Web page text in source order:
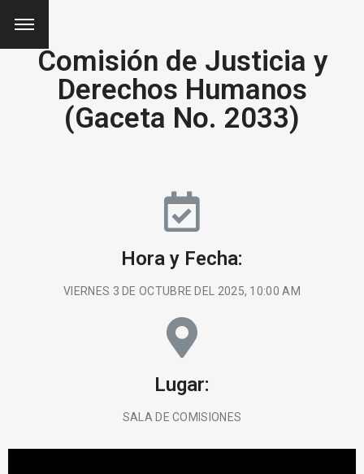
Comisión de Justicia y
Derechos Humanos
(Gaceta No. 2033)
Hora y Fecha:
VIERNES 3 DE OCTUBRE DEL 2025, 10:00 AM
Lugar:
SALA DE COMISIONES